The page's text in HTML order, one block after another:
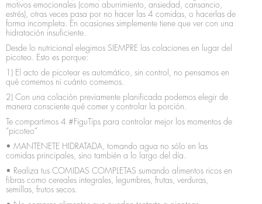
motivos emocionales (como aburrimiento, ansiedad, cansancio,
estrés), otras veces pasa por no hacer las 4 comidas, o hacerlas de
forma incompleta. En ocasiones simplemente tiene que ver con una
hidratación insuficiente.
Desde lo nutricional elegimos SIEMPRE las colaciones en lugar del
picoteo. Esto es porque:
1) El acto de picotear es automático, sin control, no pensamos en
qué comemos ni cuánto comemos.
2) Con una colación previamente planificada podemos elegir de
manera consciente qué comer y controlar la porción.
Te compartimos 4 #FiguTips para controlar mejor los momentos de
“picoteo”
• MANTENETE HIDRATADA, tomando agua no sólo en las
comidas principales, sino también a lo largo del día.
• Realiza tus COMIDAS COMPLETAS sumando alimentos ricos en
fibras como cereales integrales, legumbres, frutas, verduras,
semillas, frutos secos.